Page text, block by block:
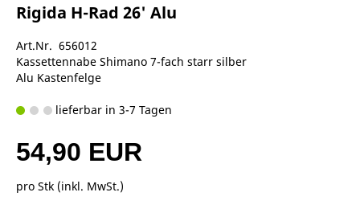
Rigida H-Rad 26' Alu
Art.Nr. 656012
Kassettennabe Shimano 7-fach starr silber
Alu Kastenfelge
lieferbar in 3-7 Tagen
54,90 EUR
pro Stk (inkl. MwSt.)